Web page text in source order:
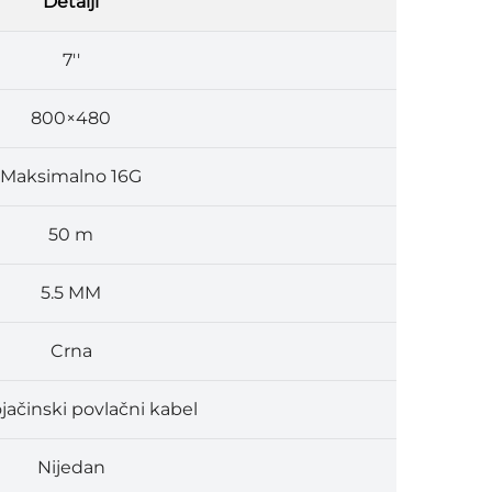
7''
800×480
Maksimalno 16G
50 m
5.5 MM
Crna
povlačni kabel
Nijedan